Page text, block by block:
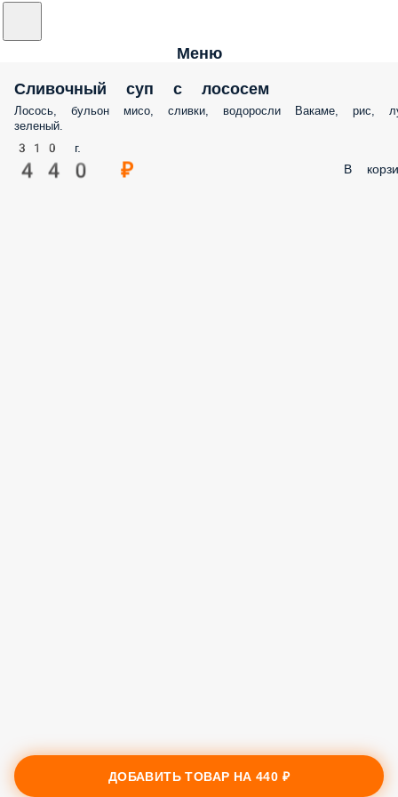
Меню
Сливочный суп с лососем
Лосось, бульон мисо, сливки, водоросли Вакаме, рис,
зеленый.
310 г.
440 ₽ В
ДОБАВИТЬ ТОВАР НА440 ₽